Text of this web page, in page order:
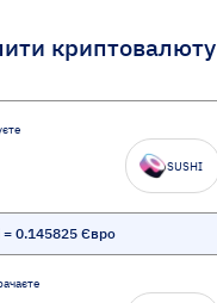
криптовалюту
SUSHI
= 0.145825 Євро